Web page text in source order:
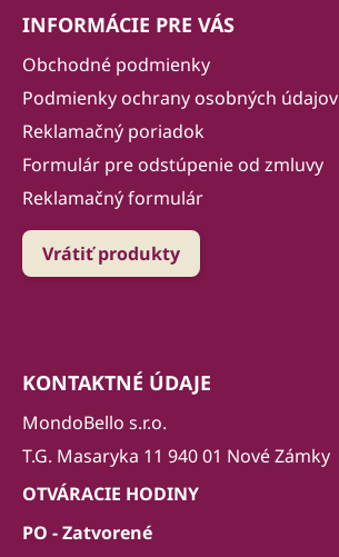
INFORMÁCIE PRE VÁS
Obchodné podmienky
Podmienky ochrany osobných údajov
Reklamačný poriadok
Formulár pre odstúpenie od zmluvy
Reklamačný formulár
Vrátiť produkty
KONTAKTNÉ ÚDAJE
MondoBello s.r.o.
T.G. Masaryka 11 940 01 Nové Zámky
OTVÁRACIE HODINY
PO - Zatvorené